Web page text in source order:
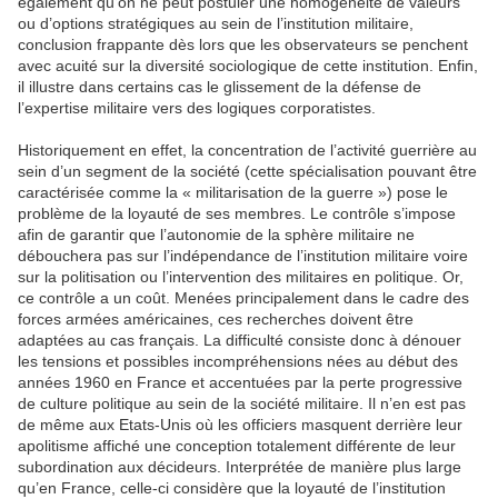
ou d’options stratégiques au sein de l’institution militaire,
conclusion frappante dès lors que les observateurs se penchent
avec acuité sur la diversité sociologique de cette institution. Enfin,
il illustre dans certains cas le glissement de la défense de
l’expertise militaire vers des logiques corporatistes.
Historiquement en effet, la concentration de l’activité guerrière au
sein d’un segment de la société (cette spécialisation pouvant être
caractérisée comme la « militarisation de la guerre ») pose le
problème de la loyauté de ses membres. Le contrôle s’impose
afin de garantir que l’autonomie de la sphère militaire ne
débouchera pas sur l’indépendance de l’institution militaire voire
sur la politisation ou l’intervention des militaires en politique. Or,
ce contrôle a un coût. Menées principalement dans le cadre des
forces armées américaines, ces recherches doivent être
adaptées au cas français. La difficulté consiste donc à dénouer
les tensions et possibles incompréhensions nées au début des
années 1960 en France et accentuées par la perte progressive
de culture politique au sein de la société militaire. Il n’en est pas
de même aux Etats-Unis où les officiers masquent derrière leur
apolitisme affiché une conception totalement différente de leur
subordination aux décideurs. Interprétée de manière plus large
qu’en France, celle-ci considère que la loyauté de l’institution